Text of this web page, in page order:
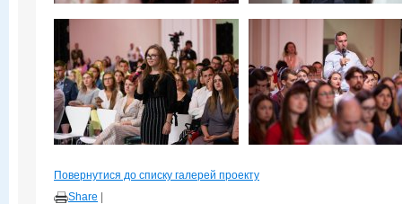
Повернутися до списку галерей проекту
Share